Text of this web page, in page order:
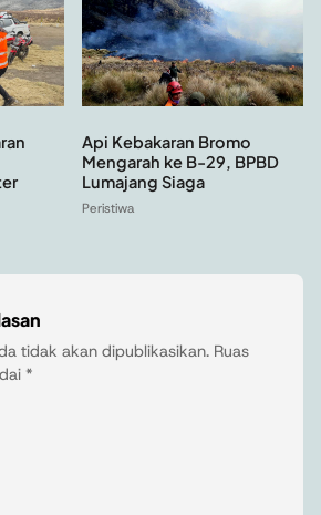
Api Kebakaran Bromo
Mengarah ke B-29, BPBD
Lumajang Siaga
Peristiwa
tidak akan dipublikasikan. Ruas
*